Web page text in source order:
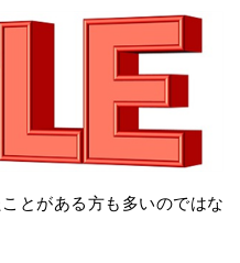
とがある方も多いのではな